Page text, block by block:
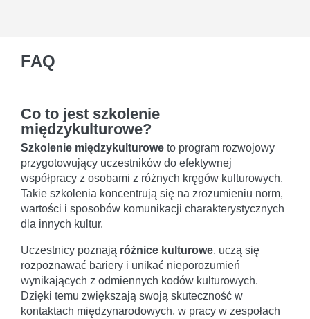
FAQ
Co to jest szkolenie
międzykulturowe?
Szkolenie międzykulturowe to program rozwojowy
przygotowujący uczestników do efektywnej
współpracy z osobami z różnych kręgów kulturowych.
Takie szkolenia koncentrują się na zrozumieniu norm,
wartości i sposobów komunikacji charakterystycznych
dla innych kultur.
Uczestnicy poznają różnice kulturowe, uczą się
rozpoznawać bariery i unikać nieporozumień
wynikających z odmiennych kodów kulturowych.
Dzięki temu zwiększają swoją skuteczność w
kontaktach międzynarodowych, w pracy w zespołach